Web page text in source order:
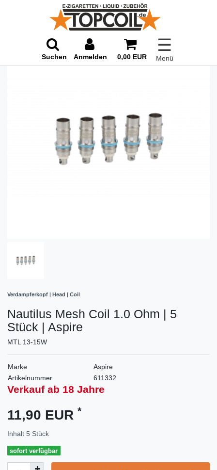
Suchen Anmelden 0,00 EUR
☰
Menü
Verdampferkopf | Head | Coil
Nautilus Mesh Coil 1.0 Ohm | 5
Stück | Aspire
MTL 13-15W
Marke
Aspire
Artikelnummer
611332
Verkauf ab 18 Jahre
11,90 EUR *
Inhalt 5 Stück
sofort verfügbar